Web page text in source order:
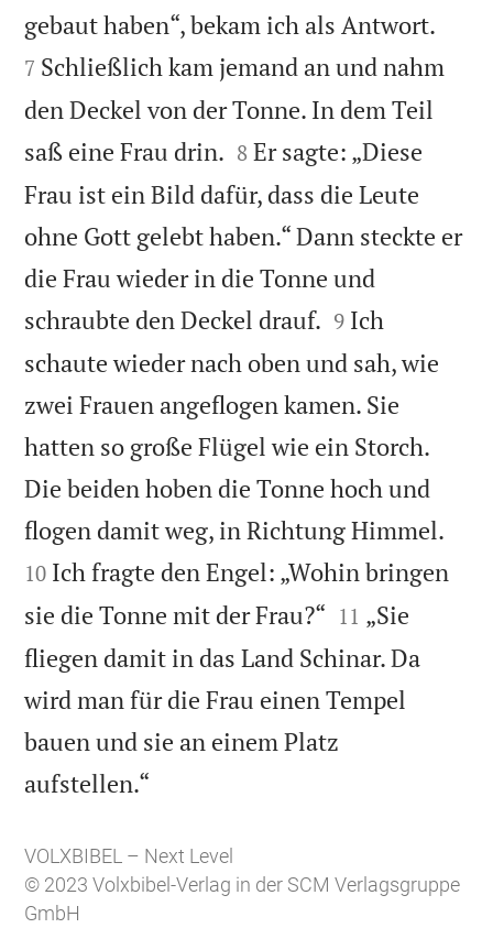
gebaut haben“, bekam ich als Antwort.
7 Schließlich kam jemand an und nahm
den Deckel von der Tonne. In dem Teil
saß eine Frau drin. 

8 Er sagte: „Diese
Frau ist ein Bild dafür, dass die Leute
ohne Gott gelebt haben.“ Dann steckte er
die Frau wieder in die Tonne und
schraubte den Deckel drauf. 

9 Ich
schaute wieder nach oben und sah, wie
zwei Frauen angeflogen kamen. Sie
hatten so große Flügel wie ein Storch.
Die beiden hoben die Tonne hoch und
flogen damit weg, in Richtung Himmel.
10 Ich fragte den Engel: „Wohin bringen
sie die Tonne mit der Frau?“ 

11 „Sie
fliegen damit in das Land Schinar. Da
wird man für die Frau einen Tempel
bauen und sie an einem Platz
aufstellen.“
VOLXBIBEL – Next Level
© 2023 Volxbibel-Verlag in der SCM Verlagsgruppe
GmbH